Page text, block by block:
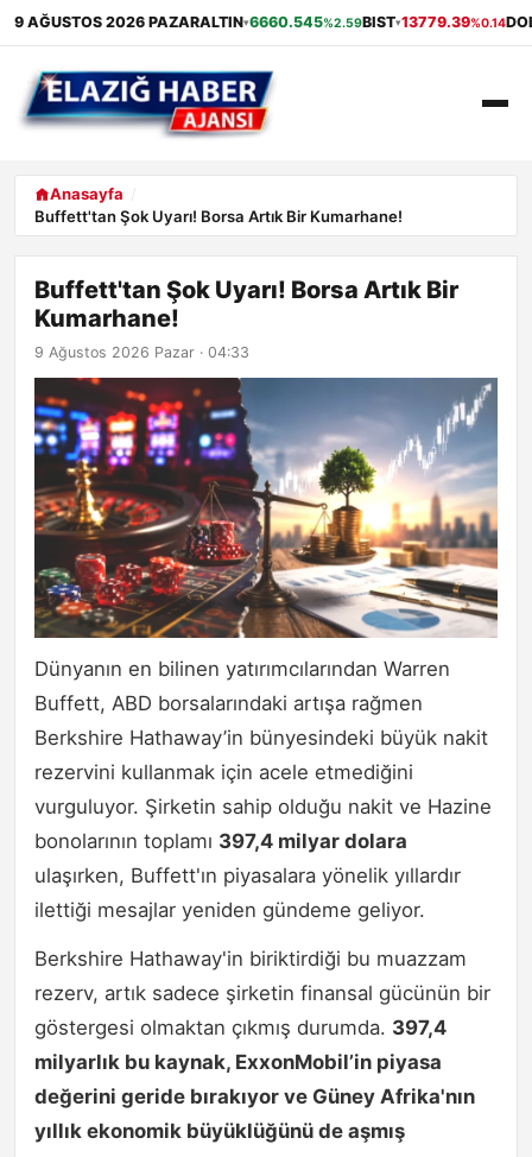
9 AĞUSTOS 2026 PAZARALTIN▾6660.545%2.59BIST▾13779.39%0.14
ANASAYFA
GÜNDEM
EKONOMI
SAĞLIK
ALIŞVERIŞ
Anasayfa
Buffett'tan Şok Uyarı! Borsa Artık Bir Kumarhane!
Buffett'tan Şok Uyarı! Borsa Artık Bir
Kumarhane!
9 Ağustos 2026 Pazar · 04:33
Dünyanın en bilinen yatırımcılarından Warren
Buffett, ABD borsalarındaki artışa rağmen
Berkshire Hathaway’in bünyesindeki büyük nakit
rezervini kullanmak için acele etmediğini
vurguluyor. Şirketin sahip olduğu nakit ve Hazine
bonolarının toplamı 397,4 milyar dolara
ulaşırken, Buffett'ın piyasalara yönelik yıllardır
ilettiği mesajlar yeniden gündeme geliyor.
Berkshire Hathaway'in biriktirdiği bu muazzam
rezerv, artık sadece şirketin finansal gücünün bir
göstergesi olmaktan çıkmış durumda. 397,4
milyarlık bu kaynak, ExxonMobil’in piyasa
değerini geride bırakıyor ve Güney Afrika'nın
yıllık ekonomik büyüklüğünü de aşmış